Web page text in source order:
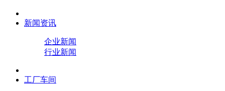
新闻资讯
企业新闻
行业新闻
工厂车间